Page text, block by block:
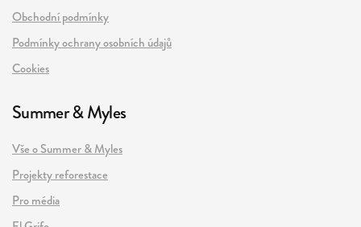
Obchodní podmínky
Podmínky ochrany osobních údajů
Cookies
Summer & Myles
Vše o Summer & Myles
Projekty reforestace
Pro média